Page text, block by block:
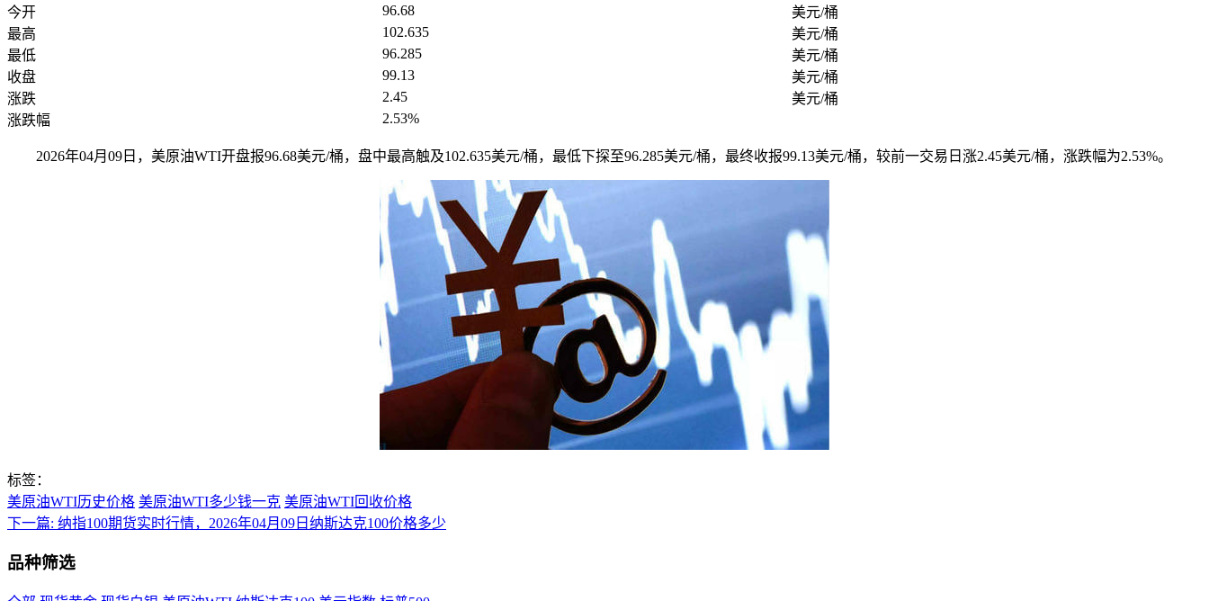
今开
96.68
美元/桶
最高
102.635
美元/桶
最低
96.285
美元/桶
收盘
99.13
美元/桶
涨跌
2.45
美元/桶
涨跌幅
2.53%
2026年04月09日，美原油WTI开盘报96.68美元/桶，盘中最高触及102.635美元/桶，最低下探至96.285美元/桶，最终收报99.13美元/桶，较前一交易日涨2.45美元/桶，涨跌幅为2.53%。
标签：
美原油WTI历史价格 美原油WTI多少钱一克 美原油WTI回收价格
下一篇: 纳指100期货实时行情，2026年04月09日纳斯达克100价格多少
品种筛选